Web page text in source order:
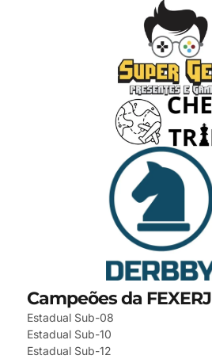
Campeões da FEXERJ
Estadual Sub-08
Estadual Sub-10
Estadual Sub-12